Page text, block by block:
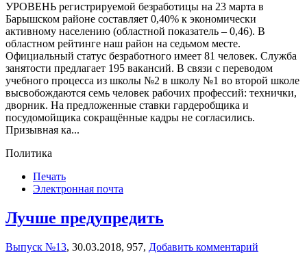
УРОВЕНЬ регистрируемой безработицы на 23 марта в
Барышском районе составляет 0,40% к экономически
активному населению (областной показатель – 0,46). В
областном рейтинге наш район на седьмом месте.
Официальный статус безработного имеет 81 человек. Служба
занятости предлагает 195 вакансий. В связи с переводом
учебного процесса из школы №2 в школу №1 во второй школе
высвобождаются семь человек рабочих профессий: технички,
дворник. На предложенные ставки гардеробщика и
посудомойщика сокращённые кадры не согласились.
Призывная ка...
Политика
Печать
Электронная почта
Лучше предупредить
Выпуск №13, 30.03.2018, 957, Добавить комментарий